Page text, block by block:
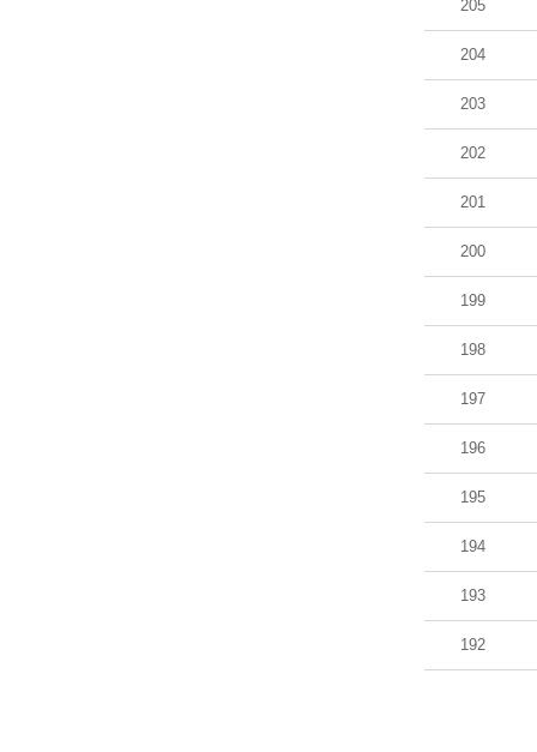
205
204
203
202
201
200
199
198
197
196
195
194
193
192